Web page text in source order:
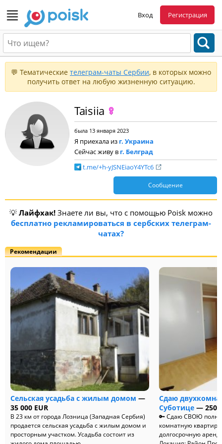
Вход Регистрация
💬 Тематические телеграм-чаты Сербии, в которых можно
получить ответ на любую жизненную ситуацию.
Taisiia
была 13 января 2023
Я приехала из г. Украина
Сейчас живу в г. Белград
t.me/+h-yJSNEiaoY4YTc6
Сообщение
💡 Лайфхак! Знаете ли вы, что с помощью Poisk можно
бесплатно рекламироваться в сербских телеграм-
чатах?
Рекомендации
Сельская усадьба с жилым домом —
35 000 EUR
В 23 км от города Лозница (Западная Сербия)
продается сельская усадьба с жилым домом и
просторным участком. Усадьба состоит из
Сдаю
Суботице— 250
🔑 Сдаю СВОЮ
комнатную
долгосрочную